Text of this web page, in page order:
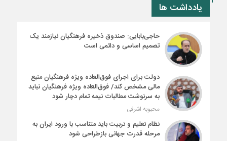
یادداشت ها
حاجی‌بابایی: صندوق ذخیره فرهنگیان نیازمند یک
تصمیم اساسی و دائمی است
دولت برای اجرای فوق‌العاده ویژه فرهنگیان منبع
مالی مشخص کند/ فوق‌العاده ویژه فرهنگیان نباید
به سرنوشت مطالبات نیمه‌ تمام دچار شود
محبوبه اشرفی
نظام تعلیم و تربیت باید متناسب با ورود ایران به
مرحله قدرت جهانی بازطراحی شود